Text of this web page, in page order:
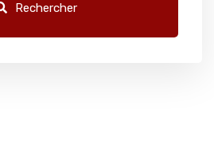
Rechercher